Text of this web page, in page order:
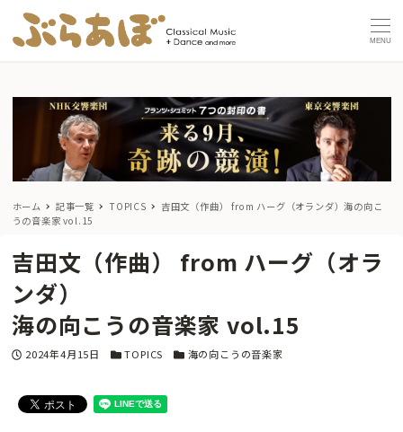
MENU
ホーム 記事一覧 TOPICS 吉田文（作曲） from ハーグ（オランダ）海の向こ
うの音楽家 vol.15
吉田文（作曲） from ハーグ（オラ
ンダ）
海の向こうの音楽家 vol.15
投稿日
2024年4月15日 カテゴリー
TOPICS カテゴリー
海の向こうの音楽家